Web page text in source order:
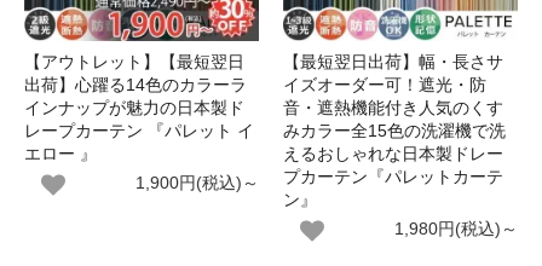
【アウトレット】【最短翌日
出荷】心躍る14色のカラーラ
インナップが魅力の日本製ド
レープカーテン 『パレット イ
エロー 』
1,900円(税込)～
【最短翌日出荷】幅・長さサ
イズオーダー可！遮光・防
音・遮熱機能付き人気のくす
みカラー全15色の洗濯機で洗
えるおしゃれな日本製ドレー
プカーテン『パレットカーテ
ン』
1,980円(税込)～